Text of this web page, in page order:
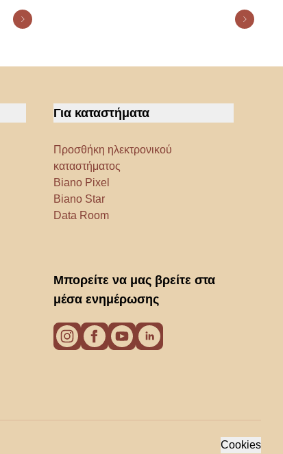
Για καταστήματα
Προσθήκη ηλεκτρονικού
καταστήματος
Biano Pixel
Biano Star
Data Room
Μπορείτε να μας βρείτε στα
μέσα ενημέρωσης
Cookies